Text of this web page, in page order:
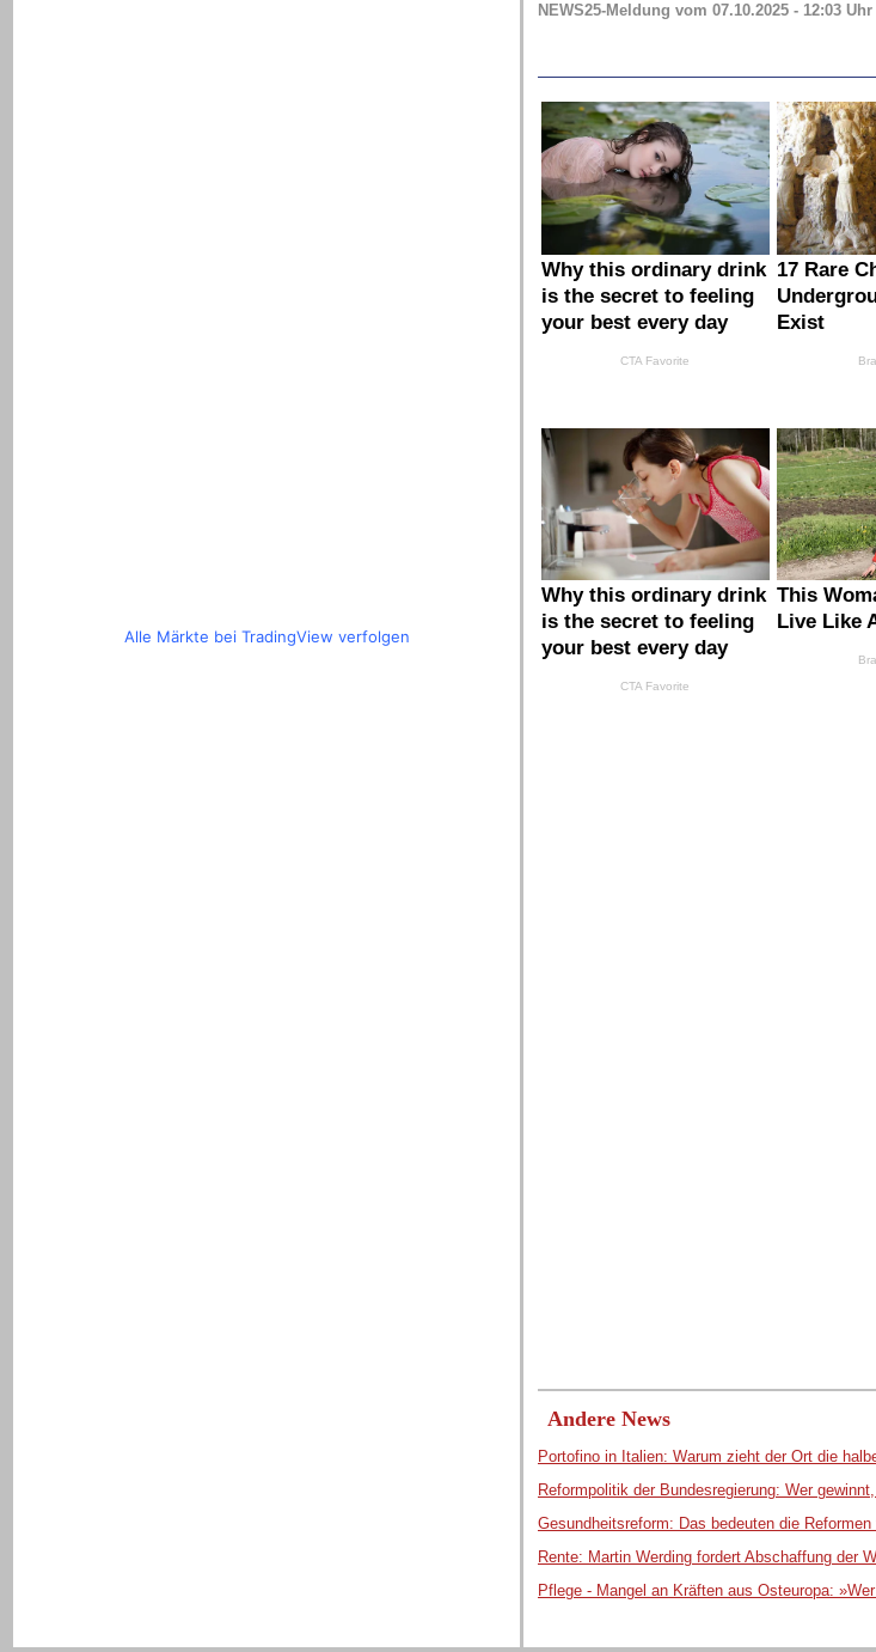
Alle Märkte bei TradingView verfolgen
NEWS25-Meldung vom 07.10.2025 - 12:03 Uhr
Andere News
Portofino in Italien: Warum zieht der Ort die
Reformpolitik der Bundesregierung: Wer
Gesundheitsreform: Das bedeuten die
Rente: Martin Werding fordert Abschaffung der
Pflege - Mangel an Kräften aus Osteuropa: